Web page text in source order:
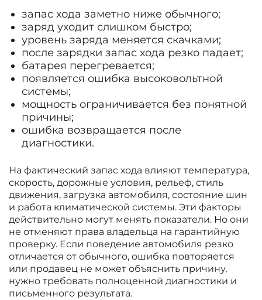
запас хода заметно ниже обычного;
заряд уходит слишком быстро;
уровень заряда меняется скачками;
после зарядки запас хода резко падает;
батарея перегревается;
появляется ошибка высоковольтной
системы;
мощность ограничивается без понятной
причины;
ошибка возвращается после
диагностики.
На фактический запас хода влияют температура,
скорость, дорожные условия, рельеф, стиль
движения, загрузка автомобиля, состояние шин
и работа климатической системы. Эти факторы
действительно могут менять показатели. Но они
не отменяют права владельца на гарантийную
проверку. Если поведение автомобиля резко
отличается от обычного, ошибка повторяется
или продавец не может объяснить причину,
нужно требовать полноценной диагностики и
письменного результата.